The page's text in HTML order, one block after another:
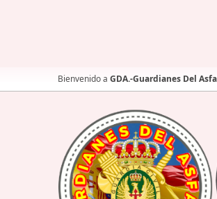
Bienvenido a GDA.-Guardianes Del